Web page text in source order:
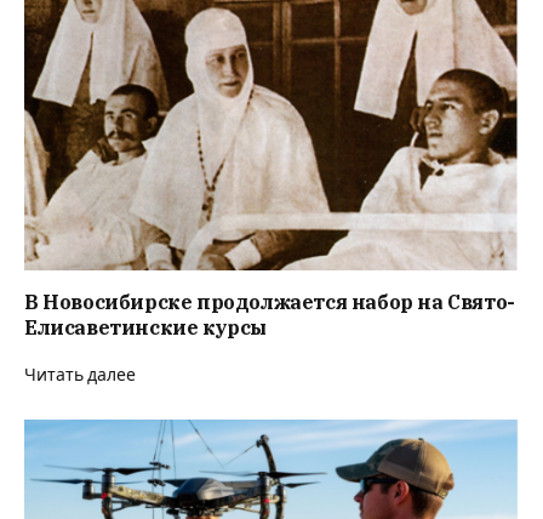
В Новосибирске продолжается набор на Свято-
Елисаветинские курсы
Читать далее